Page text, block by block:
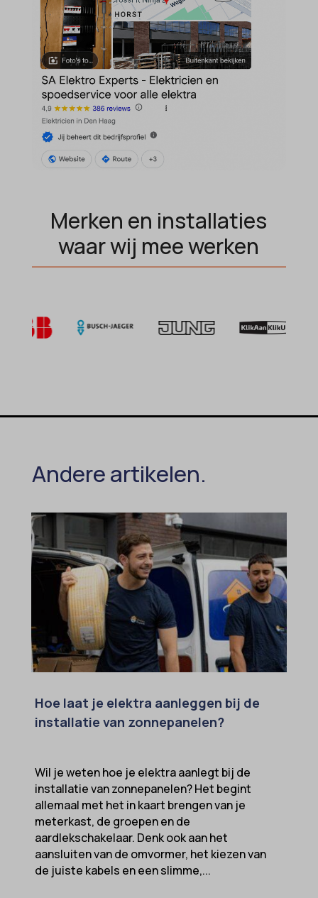
Merken en installaties
waar wij mee werken
Andere artikelen.
Hoe laat je elektra aanleggen bij de
installatie van zonnepanelen?
Wil je weten hoe je elektra aanlegt bij de
installatie van zonnepanelen? Het begint
allemaal met het in kaart brengen van je
meterkast, de groepen en de
aardlekschakelaar. Denk ook aan het
aansluiten van de omvormer, het kiezen van
de juiste kabels en een slimme,...